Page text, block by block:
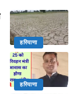
हरियाणा
हरियाणा